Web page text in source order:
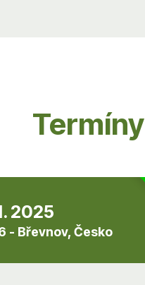
Termíny
2025
- Břevnov, Česko